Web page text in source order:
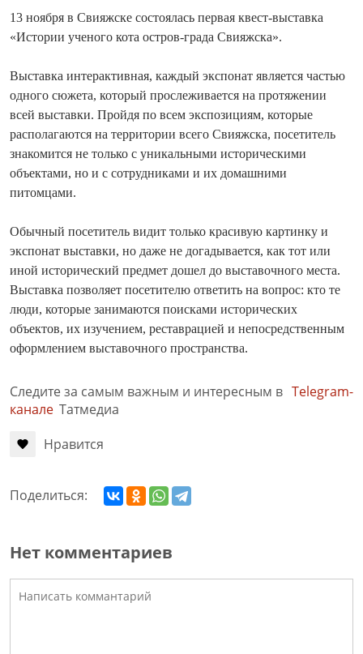
13 ноября в Свияжске состоялась первая квест-выставка
«Истории ученого кота остров-града Свияжска».
Выставка интерактивная, каждый экспонат является частью
одного сюжета, который прослеживается на протяжении
всей выставки. Пройдя по всем экспозициям, которые
располагаются на территории всего Свияжска, посетитель
знакомится не только с уникальными историческими
объектами, но и с сотрудниками и их домашними
питомцами.
Обычный посетитель видит только красивую картинку и
экспонат выставки, но даже не догадывается, как тот или
иной исторический предмет дошел до выставочного места.
Выставка позволяет посетителю ответить на вопрос: кто те
люди, которые занимаются поисками исторических
объектов, их изучением, реставрацией и непосредственным
оформлением выставочного пространства.
Следите за самым важным и интересным в Telegram-
канале Татмедиа
Нравится
Поделиться:
Нет комментариев